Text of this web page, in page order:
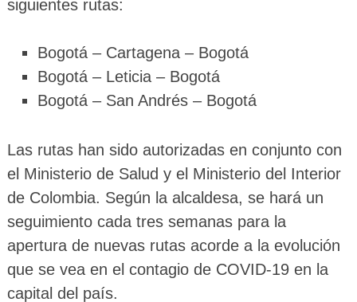
siguientes rutas:
Bogotá – Cartagena – Bogotá
Bogotá – Leticia – Bogotá
Bogotá – San Andrés – Bogotá
Las rutas han sido autorizadas en conjunto con
el Ministerio de Salud y el Ministerio del Interior
de Colombia. Según la alcaldesa, se hará un
seguimiento cada tres semanas para la
apertura de nuevas rutas acorde a la evolución
que se vea en el contagio de COVID-19 en la
capital del país.